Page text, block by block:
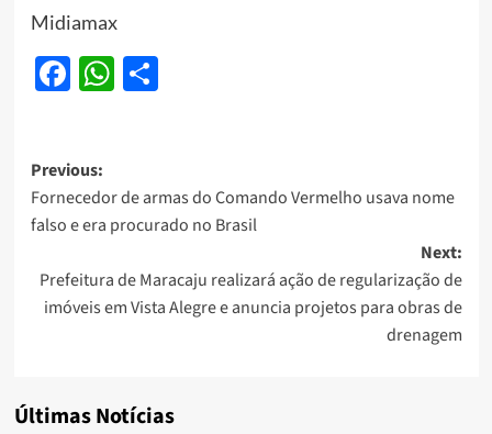
Midiamax
Facebook
WhatsApp
Share
Post
navigation
Previous:
Fornecedor de armas do Comando Vermelho usava nome
falso e era procurado no Brasil
Next:
Prefeitura de Maracaju realizará ação de regularização de
imóveis em Vista Alegre e anuncia projetos para obras de
drenagem
Últimas Notícias